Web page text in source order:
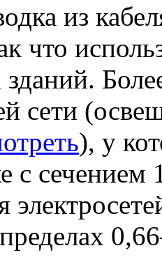
из
что
зданий.
сети
), у
с сечением